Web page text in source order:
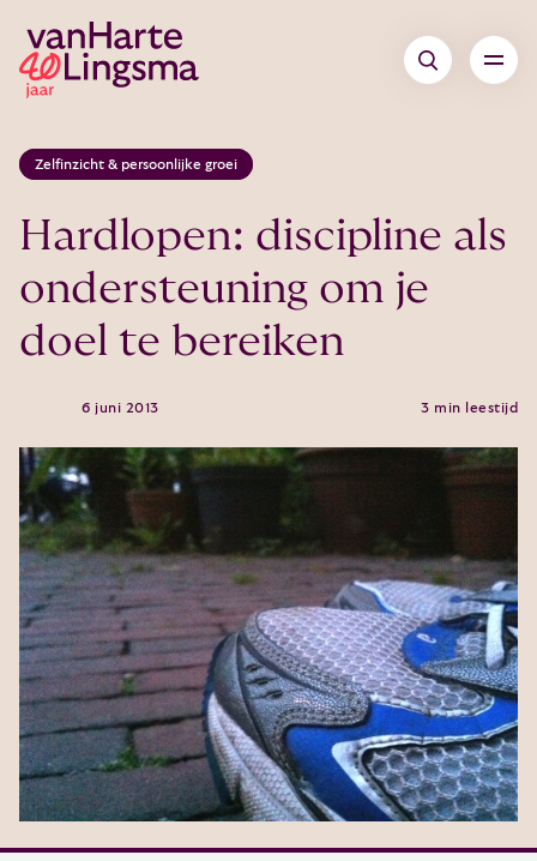
Zelfinzicht & persoonlijke groei
Hardlopen: discipline als
ondersteuning om je
doel te bereiken
6 juni 2013 3 min leestijd